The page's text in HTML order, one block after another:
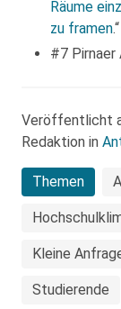
Räume
zu framen.“
#7 Pirnaer
Veröffentlicht
Redaktion in
Themen
Kleine
Studierende